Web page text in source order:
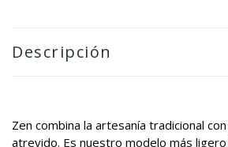
Descripción
Zen combina la artesanía tradicional
atrevido. Es nuestro modelo más ligero